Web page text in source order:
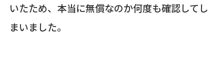
いたため、本当に無償なのか何度も確認してし
まいました。